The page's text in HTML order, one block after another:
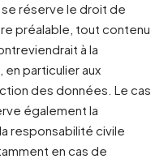
réserve le droit de
préalable, tout contenu
à la
particulier aux
des données. Le cas
également la
responsabilité civile
en cas de